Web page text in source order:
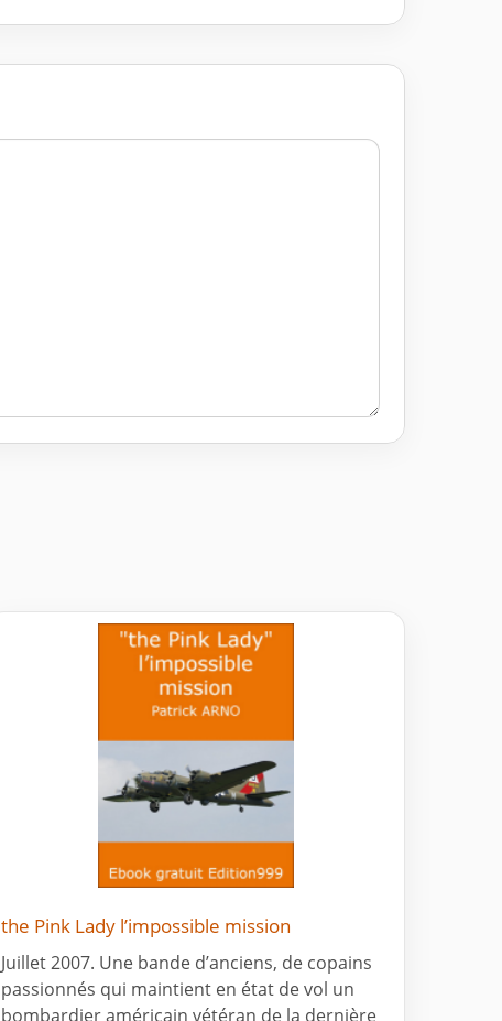
the Pink Lady l’impossible mission
Juillet 2007. Une bande d’anciens, de copains
passionnés qui maintient en état de vol un
bombardier américain vétéran de la dernière